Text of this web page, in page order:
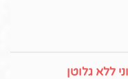
ללא גלוטן